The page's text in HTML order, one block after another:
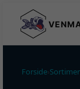
Forside